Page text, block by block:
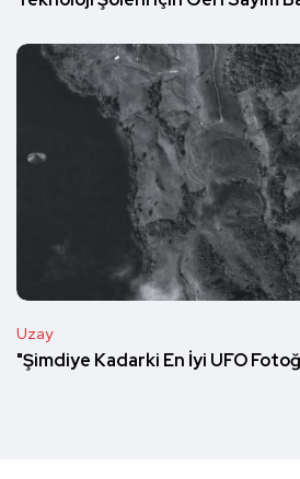
Uzay
"Şimdiye Kadarki En İyi UFO